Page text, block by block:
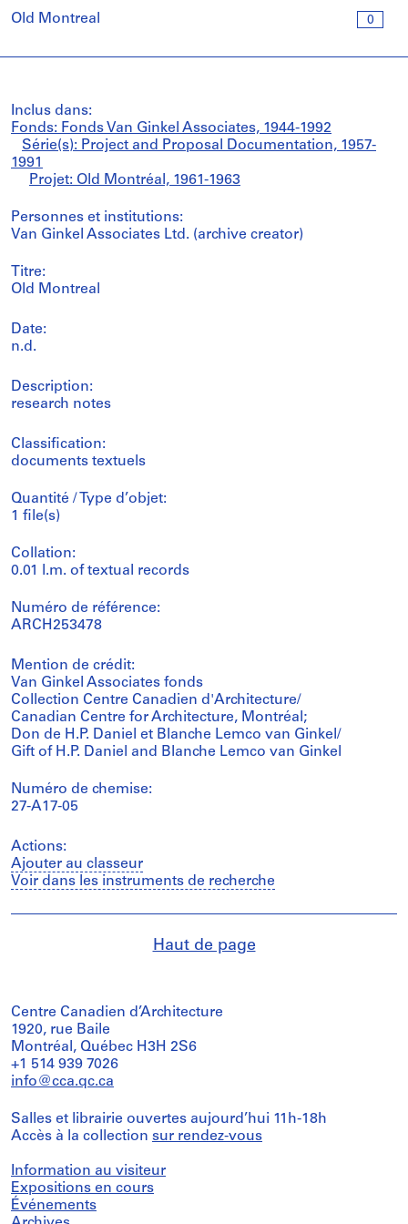
0
Old Montreal
Inclus dans:
Fonds: Fonds Van Ginkel Associates, 1944-1992
Série(s): Project and Proposal Documentation, 1957-
1991
Projet: Old Montréal, 1961-1963
Personnes et institutions:
Van Ginkel Associates Ltd. (archive creator)
Titre:
Old Montreal
Date:
n.d.
Description:
research notes
Classification:
documents textuels
Quantité / Type d’objet:
1 file(s)
Collation:
0.01 l.m. of textual records
Numéro de référence:
ARCH253478
Mention de crédit:
Van Ginkel Associates fonds
Collection Centre Canadien d'Architecture/
Canadian Centre for Architecture, Montréal;
Don de H.P. Daniel et Blanche Lemco van Ginkel/
Gift of H.P. Daniel and Blanche Lemco van Ginkel
Numéro de chemise:
27-A17-05
Actions:
Ajouter au classeur
Voir dans les instruments de recherche
Haut de page
Centre Canadien d’Architecture
1920, rue Baile
Montréal, Québec H3H 2S6
+1 514 939 7026
info@cca.qc.ca
Salles et librairie ouvertes aujourd’hui 11h-18h
Accès à la collection sur rendez-vous
Information au visiteur
Expositions en cours
Événements